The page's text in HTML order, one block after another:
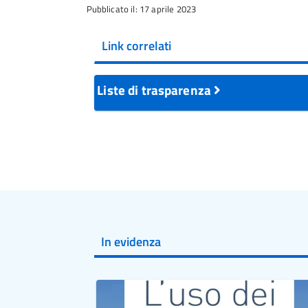
Pubblicato il: 17 aprile 2023
Link correlati
Liste di trasparenza
In evidenza